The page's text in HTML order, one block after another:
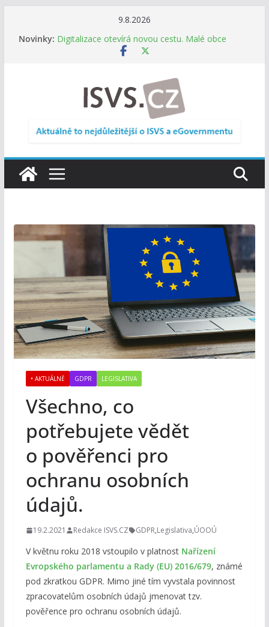
9.8.2026
Novinky: novou mobilní aplikaci
Digitalizace otevírá novou cestu. Malé obce
veřejnost do testování digitálních služeb
DIA: Informační systém dlouhodobého řízení
(ISDŘ) je od července v plném provozu
zveřejnil materiály z nového jednání
• AKTUÁLNĚ GDPR LEGISLATIVA
Všechno, co
potřebujete vědět
o pověřenci pro
ochranu osobních
údajů.
19.2.2021 Redakce ISVS.CZ GDPR,Legislativa,ÚOOÚ
V květnu roku 2018 vstoupilo v platnost Nařízení
Evropského parlamentu a Rady (EU) 2016/679, známé
pod zkratkou GDPR. Mimo jiné tím vyvstala povinnost
zpracovatelům osobních údajů jmenovat tzv.
pověřence pro ochranu osobních údajů.